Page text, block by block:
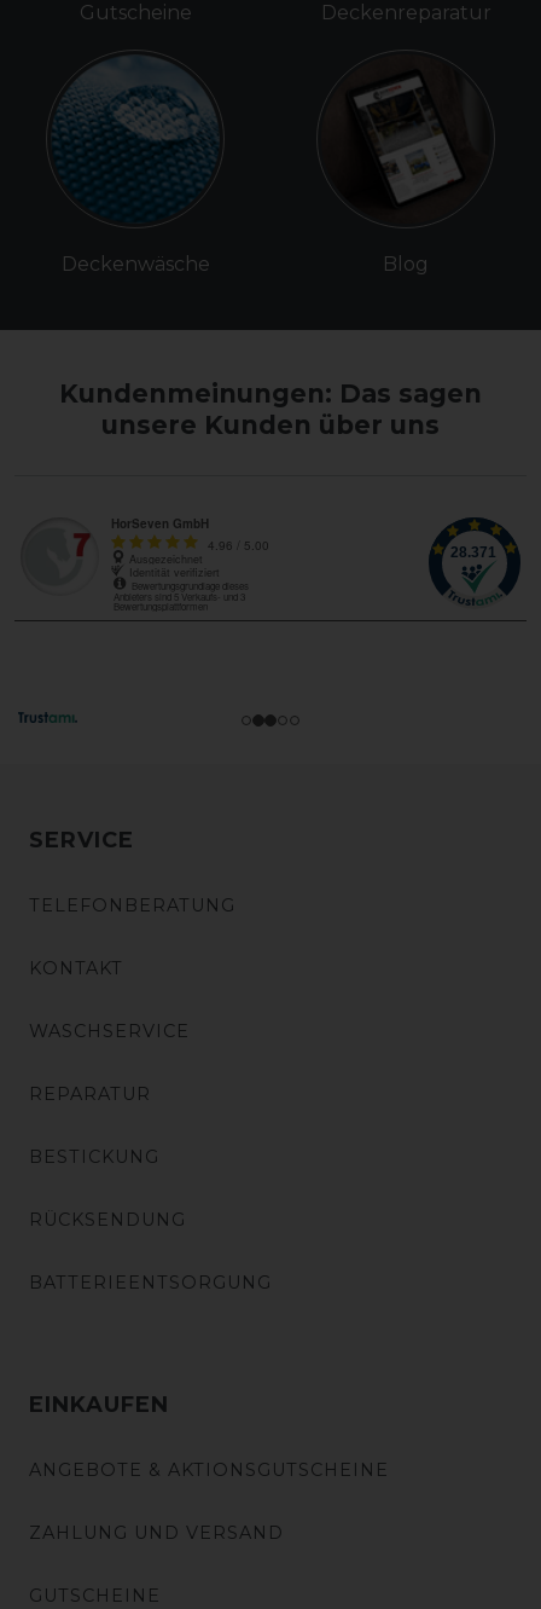
Gutscheine
Deckenwäsche
Deckenreparatur
Blog
Kundenmeinungen: Das sagen
unsere Kunden über uns
SERVICE
TELEFONBERATUNG
KONTAKT
WASCHSERVICE
REPARATUR
BESTICKUNG
RÜCKSENDUNG
BATTERIEENTSORGUNG
EINKAUFEN
ANGEBOTE & AKTIONSGUTSCHEINE
ZAHLUNG UND VERSAND
GUTSCHEINE